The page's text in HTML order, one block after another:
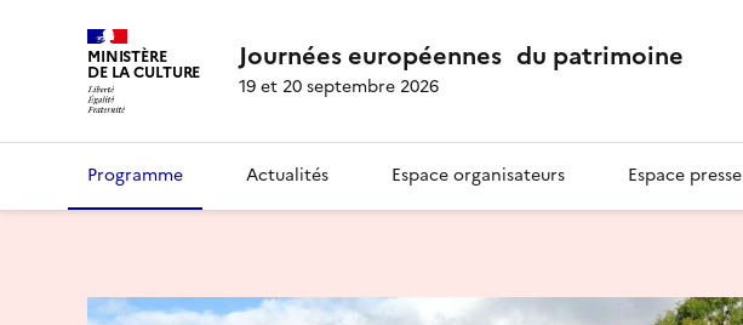
MINISTÈRE
DE LA CULTURE Journées européennes du patrimoine
19 et 20 septembre 2026
Programme Actualités Espace organisateurs Espace presse